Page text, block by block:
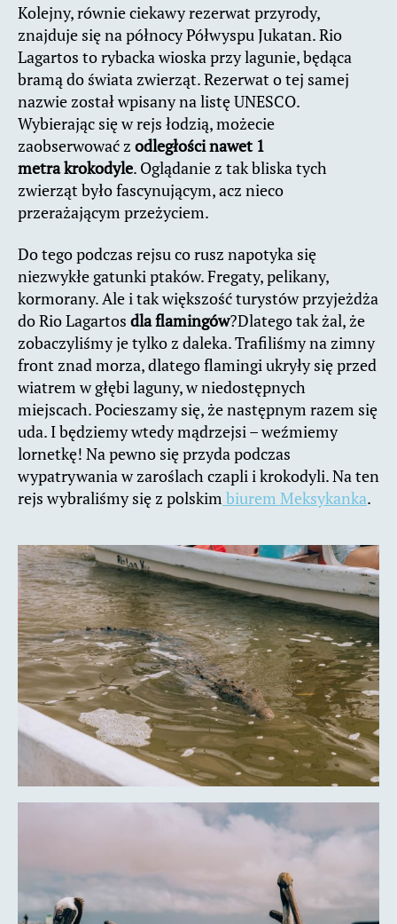
Kolejny, równie ciekawy rezerwat przyrody,
znajduje się na północy Półwyspu Jukatan. Rio
Lagartos to rybacka wioska przy lagunie, będąca
bramą do świata zwierząt. Rezerwat o tej samej
nazwie został wpisany na listę UNESCO.
Wybierając się w rejs łodzią, możecie
zaobserwować z odległości nawet 1
metra krokodyle. Oglądanie z tak bliska tych
zwierząt było fascynującym, acz nieco
przerażającym przeżyciem.
Do tego podczas rejsu co rusz napotyka się
niezwykłe gatunki ptaków. Fregaty, pelikany,
kormorany. Ale i tak większość turystów przyjeżdża
do Rio Lagartos dla flamingów?Dlatego tak żal, że
zobaczyliśmy je tylko z daleka. Trafiliśmy na zimny
front znad morza, dlatego flamingi ukryły się przed
wiatrem w głębi laguny, w niedostępnych
miejscach. Pocieszamy się, że następnym razem się
uda. I będziemy wtedy mądrzejsi – weźmiemy
lornetkę! Na pewno się przyda podczas
wypatrywania w zaroślach czapli i krokodyli. Na ten
rejs wybraliśmy się z polskim biurem Meksykanka.